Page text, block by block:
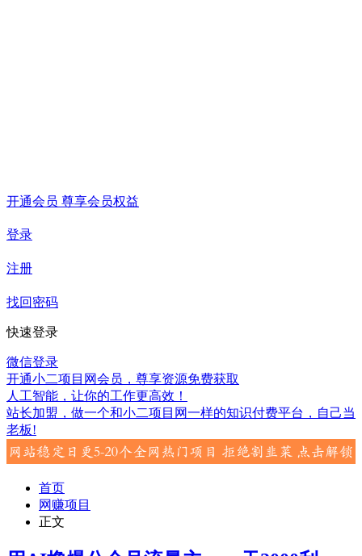
开通会员 尊享会员权益
登录
注册
找回密码
快速登录
微信登录
开通小二项目网会员，尊享资源免费获取
人工智能，让你的工作更高效！
站长加盟，做一个和小二项目网一样的知识付费平台，自己当
老板!
首页
网赚项目
正文